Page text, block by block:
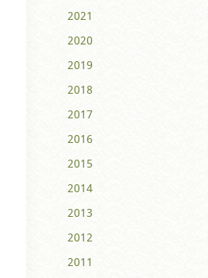
2021
2020
2019
2018
2017
2016
2015
2014
2013
2012
2011